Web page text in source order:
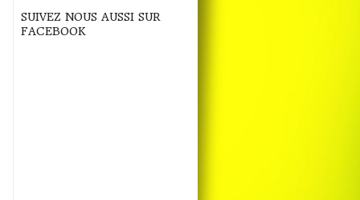
SUIVEZ NOUS AUSSI SUR
FACEBOOK